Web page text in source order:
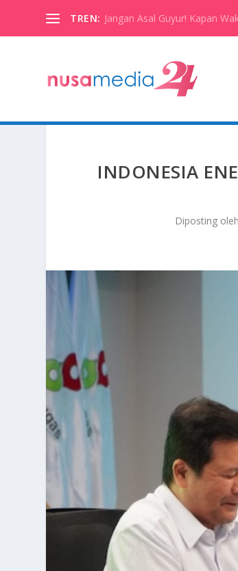
TREN: Jangan Asal Guyur! Kapan
INDONESIA
Diposting oleh